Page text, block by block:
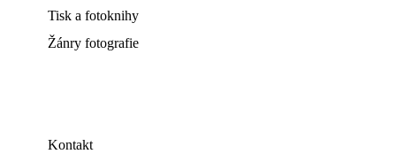
Tisk a fotoknihy
Žánry fotografie
Kontakt